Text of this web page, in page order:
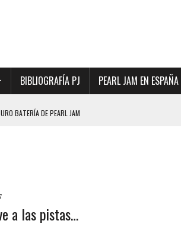
BIBLIOGRAFÍA PJ PEARL JAM EN ESPAÑA
BATERÍA DE PEARL JAM
SOBRE SU FUTURA FORMACIÓN
a las pistas…